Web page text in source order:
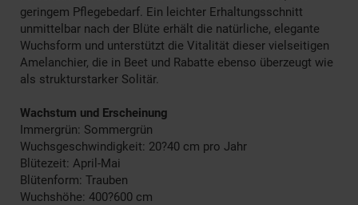
geringem Pflegebedarf. Ein leichter Erhaltungsschnitt
unmittelbar nach der Blüte erhält die natürliche, elegante
Wuchsform und unterstützt die Vitalität dieser vielseitigen
Amelanchier, die in Beet und Rabatte ebenso überzeugt wie
als strukturstarker Solitär.
Wachstum und Erscheinung
Immergrün: Sommergrün
Wuchsgeschwindigkeit: 20?40 cm pro Jahr
Blütezeit: April-Mai
Blütenform: Trauben
Wuchshöhe: 400?600 cm